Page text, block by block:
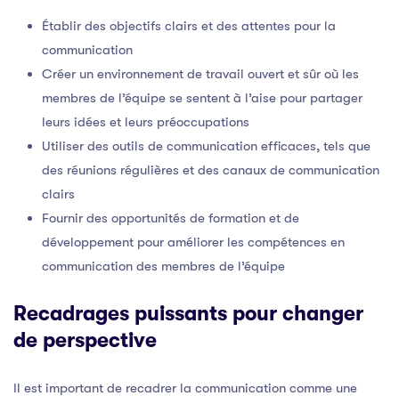
Établir des objectifs clairs et des attentes pour la
communication
Créer un environnement de travail ouvert et sûr où les
membres de l’équipe se sentent à l’aise pour partager
leurs idées et leurs préoccupations
Utiliser des outils de communication efficaces, tels que
des réunions régulières et des canaux de communication
clairs
Fournir des opportunités de formation et de
développement pour améliorer les compétences en
communication des membres de l’équipe
Recadrages puissants pour changer
de perspective
Il est important de recadrer la communication comme une